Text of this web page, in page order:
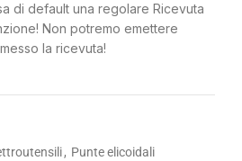
di default una regolare Ricevuta
Non potremo emettere
la ricevuta!
, Punte elicoidali